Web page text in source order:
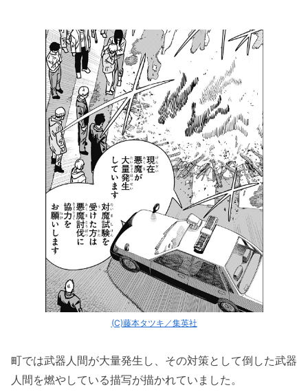
(C)藤本タツキ／集英社
町では武器人間が大量発生し、その対策として倒した武器
人間を燃やしている描写が描かれていました。